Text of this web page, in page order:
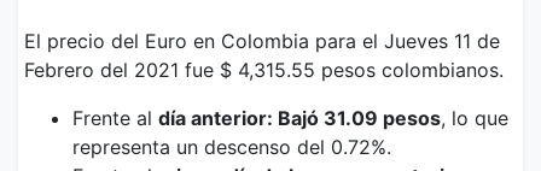
El precio del Euro en Colombia para el Jueves 11 de
Febrero del 2021 fue $ 4,315.55 pesos colombianos.
Frente al día anterior: Bajó 31.09 pesos, lo que
representa un descenso del 0.72%.